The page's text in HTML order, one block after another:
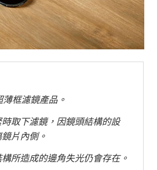
薄框濾鏡產品。
取下濾鏡，因鏡頭結構的設
片內側。
所造成的邊角失光仍會存在。